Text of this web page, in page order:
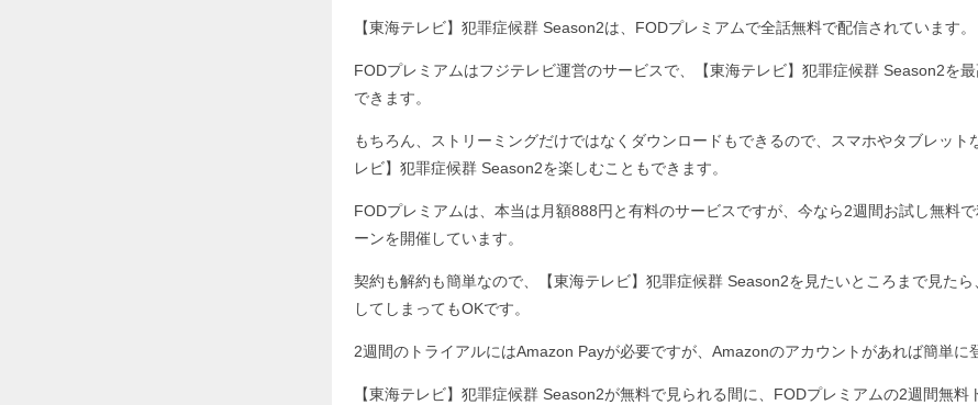
【東海テレビ】犯罪症候群 Season2は、FODプレミアムで全話無料で配信されています。
FODプレミアムはフジテレビ運営のサービスで、【東海テレビ】犯罪症候群 Season2を
できます。
もちろん、ストリーミングだけではなくダウンロードもできるので、スマホやタブレット
レビ】犯罪症候群 Season2を楽しむこともできます。
FODプレミアムは、本当は月額888円と有料のサービスですが、今なら2週間お試し無料
ーンを開催しています。
契約も解約も簡単なので、【東海テレビ】犯罪症候群 Season2を見たいところまで見た
してしまってもOKです。
2週間のトライアルにはAmazon Payが必要ですが、Amazonのアカウントがあれば簡単に
【東海テレビ】犯罪症候群 Season2が無料で見られる間に、FODプレミアムの2週間無料